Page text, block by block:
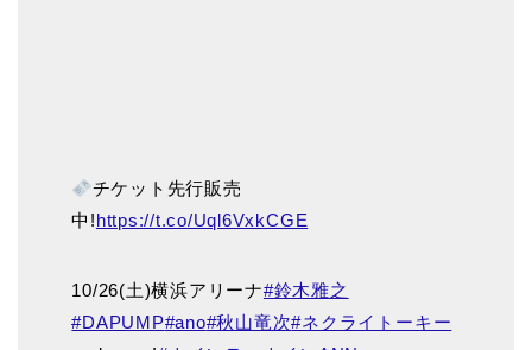
チケット先行販売
中!https://t.co/Uql6VxkCGE
10/26(土)横浜アリーナ#鈴木雅之
#DAPUMP#ano#秋山竜次#ネクライトーキー